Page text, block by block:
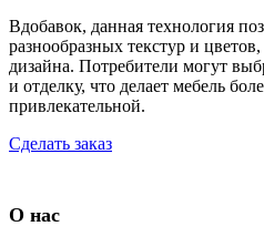
Вдобавок, данная технология
разнообразных текстур и
дизайна. Потребители могут
и отделку, что делает мебель
привлекательной.
Сделать заказ
О нас